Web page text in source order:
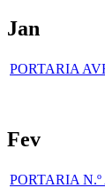
Jan
PORTARIA
Fev
PORTARIA N.º